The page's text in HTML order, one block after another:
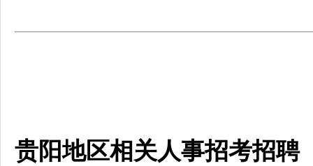
贵阳地区相关人事招考招聘